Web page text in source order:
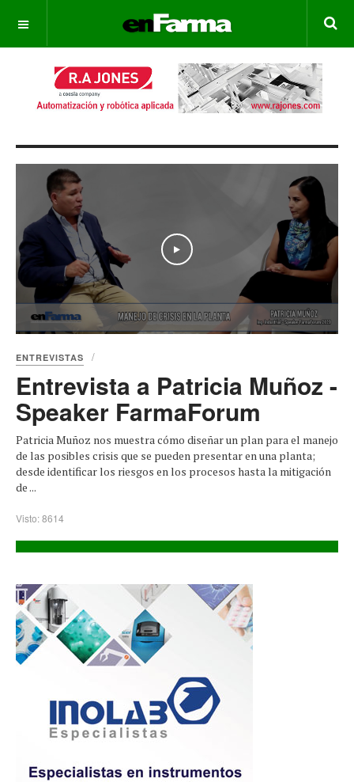
OFF CANVAS
Play
ENTREVISTAS
Entrevista a Patricia Muñoz -
Speaker FarmaForum
Patricia Muñoz nos muestra cómo diseñar un plan para el manejo
de las posibles crisis que se pueden presentar en una planta;
desde identificar los riesgos en los procesos hasta la mitigación
de ...
Visto: 8614